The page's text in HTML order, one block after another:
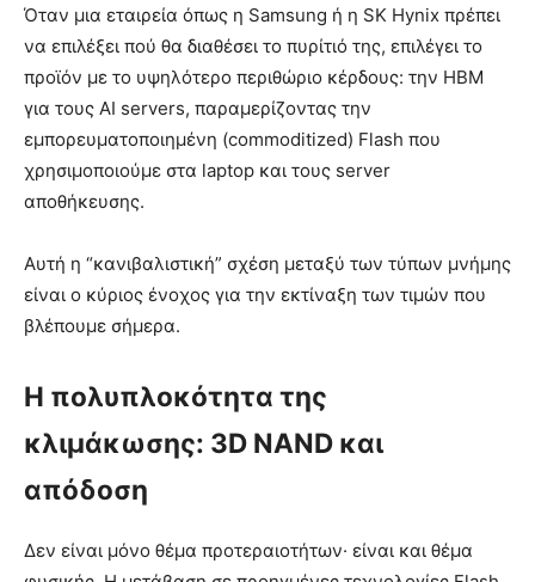
Όταν μια εταιρεία όπως η Samsung ή η SK Hynix πρέπει
να επιλέξει πού θα διαθέσει το πυρίτιό της, επιλέγει το
προϊόν με το υψηλότερο περιθώριο κέρδους: την HBM
για τους AI servers, παραμερίζοντας την
εμπορευματοποιημένη (commoditized) Flash που
χρησιμοποιούμε στα laptop και τους server
αποθήκευσης.
Αυτή η “κανιβαλιστική” σχέση μεταξύ των τύπων μνήμης
είναι ο κύριος ένοχος για την εκτίναξη των τιμών που
βλέπουμε σήμερα.
Η πολυπλοκότητα της
κλιμάκωσης: 3D NAND και
απόδοση
Δεν είναι μόνο θέμα προτεραιοτήτων· είναι και θέμα